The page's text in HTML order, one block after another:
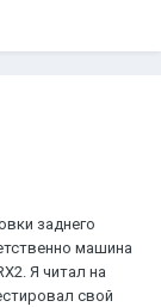
заднего
машина
Я читал на
свой